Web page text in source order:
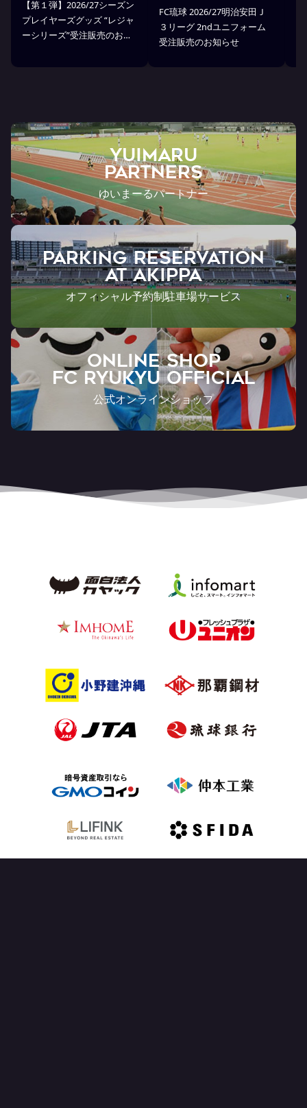
【第１弾】2026/27シーズン
プレイヤーズグッズ “レジャ
ーシリーズ”受注販売のお知
FC琉球 2026/27明治安田Ｊ
３リーグ 2ndユニフォーム
受注販売のお知らせ
YUIMARU
Partners
ゆいまーるパートナー
PARKING RESERVATION
AT Akippa
オフィシャル予約制駐車場サービス
ONLINE SHOP
FC RYUKYU OFFICIAL
公式オンラインショップ